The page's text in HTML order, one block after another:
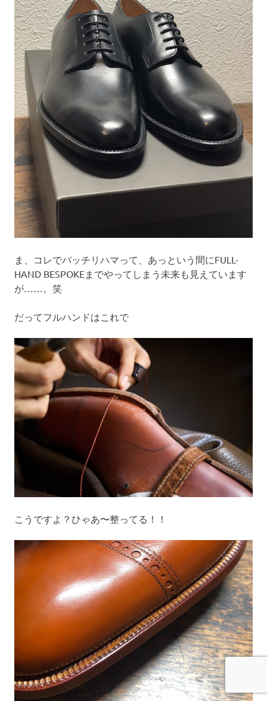
ま、コレでバッチリハマって、あっという間にFULL-
HAND BESPOKEまでやってしまう未来も見えています
が……。笑
だってフルハンドはこれで
こうですよ？ひゃあ〜整ってる！！